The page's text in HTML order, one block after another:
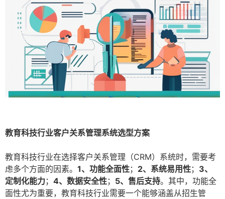
教育科技行业客户关系管理系统选型方案
教育科技行业在选择客户关系管理（CRM）系统时，需要考
虑多个方面的因素。 1、功能全面性； 2、系统易用性； 3、
定制化能力； 4、数据安全性； 5、售后支持。其中，功能全
面性尤为重要，教育科技行业需要一个能够涵盖从招生管